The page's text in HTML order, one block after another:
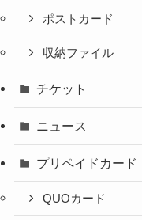
ポストカード
収納ファイル
チケット
ニュース
プリペイドカード
QUOカード